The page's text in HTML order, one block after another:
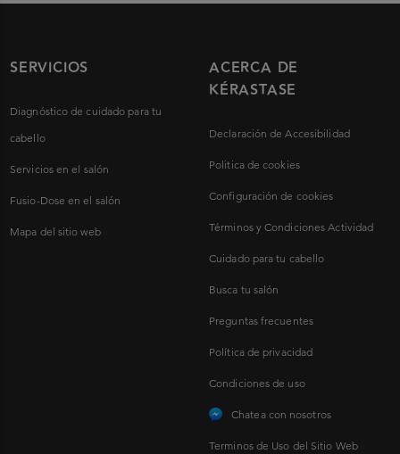
SERVICIOS
Diagnóstico de cuidado para tu
cabello
Servicios en el salón
Fusio-Dose en el salón
Mapa del sitio web
ACERCA DE
KÉRASTASE
Declaración de Accesibilidad
Politica de cookies
Configuración de cookies
Términos y Condiciones Actividad
Cuidado para tu cabello
Busca tu salón
Preguntas frecuentes
Política de privacidad
Condiciones de uso
Chatea con nosotros
Terminos de Uso del Sitio Web